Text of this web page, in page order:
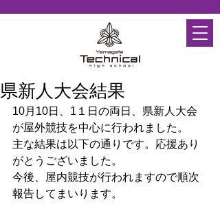
県新人大会結果
10月10日、1１日の両日、県新人大会
が屋外競技を中心に行われました。
主な結果は以下の通りです。応援あり
がとうございました。
今後、屋内競技が行われますので順次
報告してまいります。